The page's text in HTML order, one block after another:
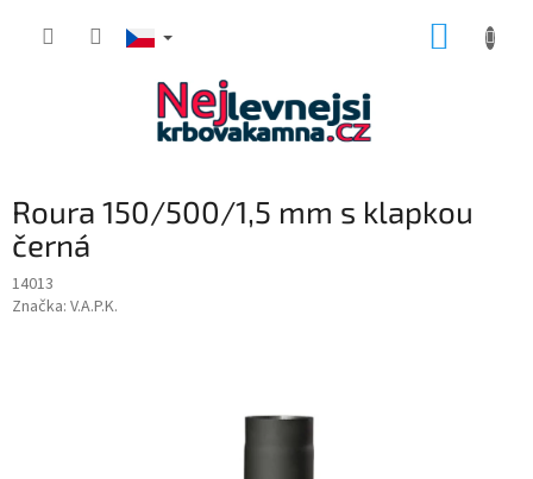
Roura 150/500/1,5 mm s klapkou
černá
14013
Značka: V.A.P.K.